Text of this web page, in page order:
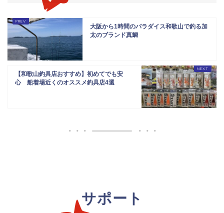
大阪から1時間のパラダイス和歌山で釣る加
太のブランド真鯛
【和歌山釣具店おすすめ】初めてでも安
心 船着場近くのオススメ釣具店4選
サポート